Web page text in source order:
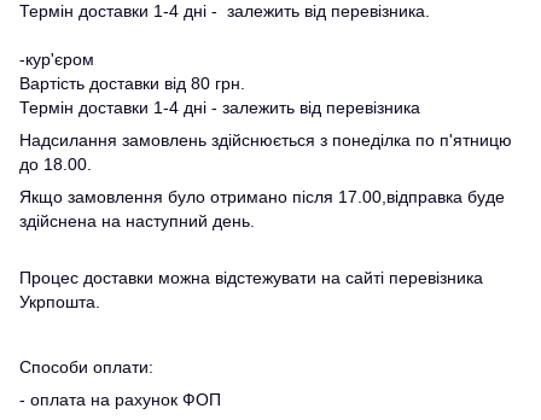
Термін доставки 1-4 дні - залежить від перевізника.
-кур'єром
Вартість доставки від 80 грн.
Термін доставки 1-4 дні - залежить від перевізника
Надсилання замовлень здійснюється з понеділка по п'ятницю
до 18.00.
Якщо замовлення було отримано після 17.00,відправка буде
здійснена на наступний день.
Процес доставки можна відстежувати на сайті перевізника
Укрпошта.
Способи оплати:
- оплата на рахунок ФОП